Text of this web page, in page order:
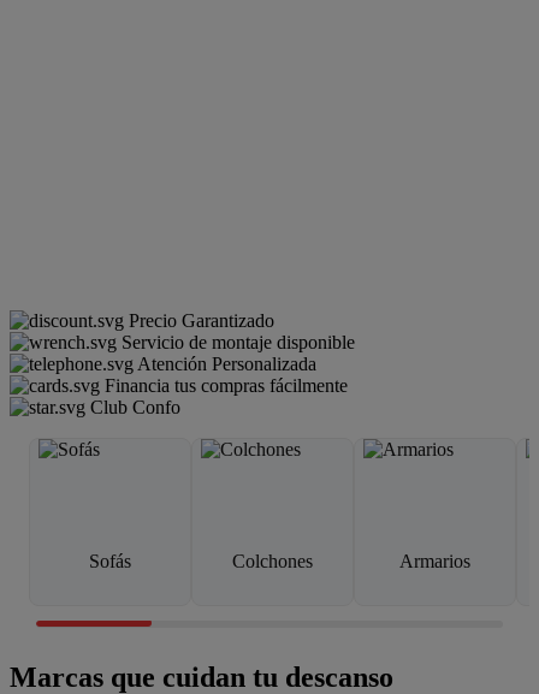
Precio Garantizado
Servicio de montaje disponible
Atención Personalizada
Financia tus compras fácilmente
Club Confo
Sofás Colchones Armarios
Marcas que cuidan tu descanso